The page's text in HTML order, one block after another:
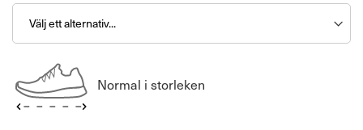
Normal i storleken